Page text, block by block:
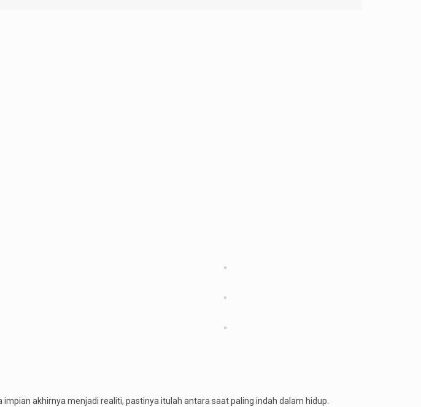
akhirnya menjadi realiti, pastinya itulah antara saat paling indah dalam hidup.